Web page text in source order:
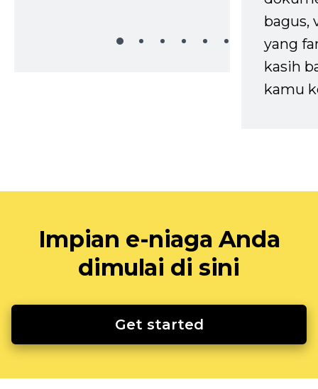
bagus,
yang
kasih
kamu
Impian e-niaga Anda
dimulai di sini
Get started